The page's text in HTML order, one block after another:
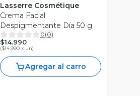
Lasserre Cosmétique
Crema Facial
Despigmentante Día 50 g
0(0)
$14.990
($14.990 x un)
Agregar al carro